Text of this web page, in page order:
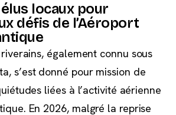
élus locaux pour
défis de l’Aéroport
également connu sous
s’est donné pour mission de
liées à l’activité aérienne
En 2026, malgré la reprise